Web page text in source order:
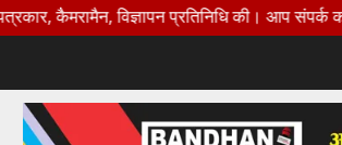
विज्ञापन प्रतिनिधि की। आप संपर्क करे मो० न०